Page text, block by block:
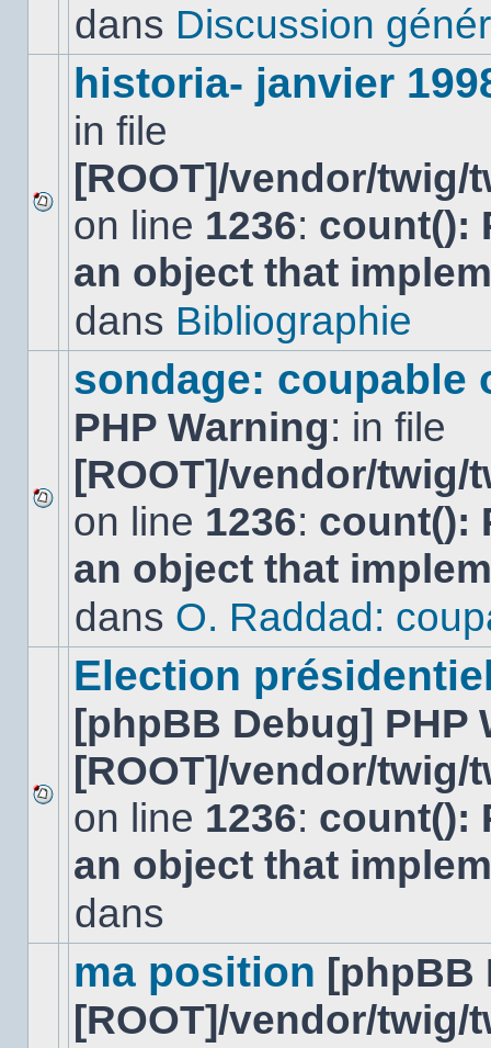
sujet.
dans Discussion
Aucun
nouveau
message
non-
dans
historia- janvier
in file
[ROOT]/vendor/
on line 1236: count():
an object that
dans Bibliographie
Aucun
nouveau
message
non-
dans
sondage: coupable
PHP Warning: in file
[ROOT]/vendor/
on line 1236: count():
an object that
dans O. Raddad:
Aucun
nouveau
message
non-
dans
Election
[phpBB Debug] PHP
[ROOT]/vendor/
on line 1236: count():
an object that
dans
ma position [phpBB
[ROOT]/vendor/